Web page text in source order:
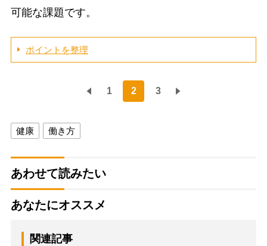
可能な課題です。
ポイントを整理
1 2 3
健康 働き方
あわせて読みたい
あなたにオススメ
関連記事